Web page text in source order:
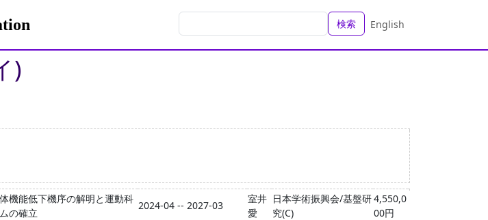
検索 English
)
機能低下機序の解明と運動科
の確立
2024-04 -- 2027-03
室井
愛
日本学術振興会/基盤研
究(C)
4,550,0
00円